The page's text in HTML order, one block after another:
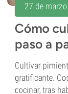
27 de
Cómo
paso a
Cultivar
gratificante.
cocinar, tras